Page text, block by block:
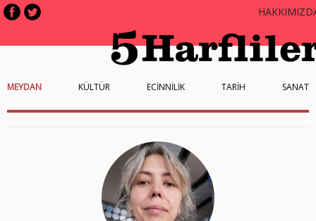
MEYDAN KÜLTÜR ECİNNİLİK TARİH SANAT